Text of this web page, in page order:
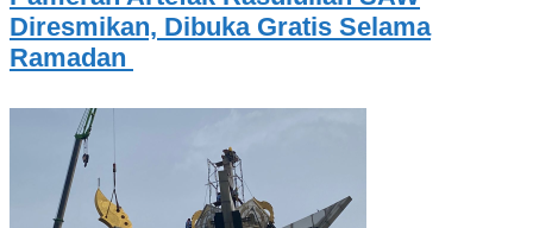
Diresmikan, Dibuka Gratis Selama
Ramadan